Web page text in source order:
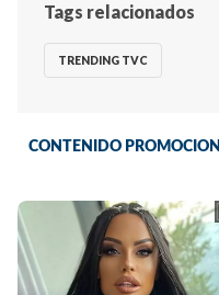
Tags relacionados
TRENDING TVC